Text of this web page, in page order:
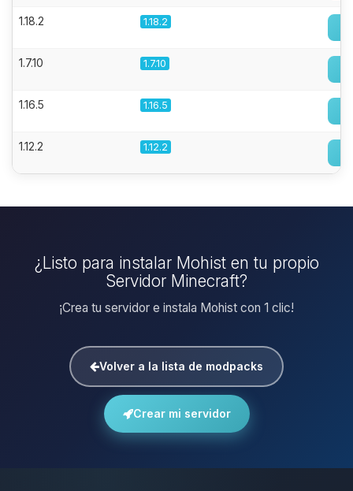
1.18.2 1.18.2
1.7.10 1.7.10
1.16.5 1.16.5
1.12.2 1.12.2
¿Listo para instalar Mohist en tu propio
Servidor Minecraft?
¡Crea tu servidor e instala Mohist con 1 clic!
Volver a la lista de modpacks
Crear mi servidor